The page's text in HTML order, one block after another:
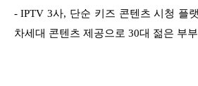
-IPTV 3사, 단순 키즈 콘텐츠 시청 플
차세대 콘텐츠 제공으로 30대 젊은 부